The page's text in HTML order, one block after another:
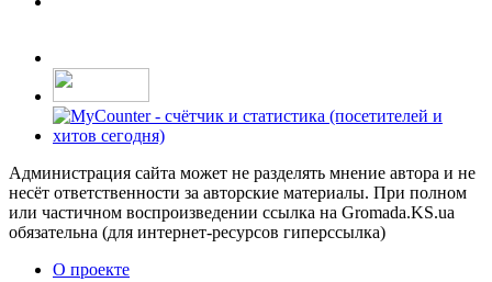
Администрация сайта может не разделять мнение автора и не
несёт ответственности за авторские материалы. При полном
или частичном воспроизведении ссылка на Gromada.KS.ua
обязательна (для интернет-ресурсов гиперссылка)
О проекте